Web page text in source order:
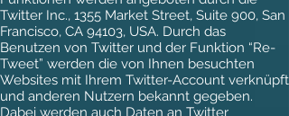
Twitter Inc., 1355 Market Street, Suite 900, San
Francisco, CA 94103, USA. Durch das
Benutzen von Twitter und der Funktion “Re-
Tweet” werden die von Ihnen besuchten
Websites mit Ihrem Twitter-Account verknüpft
und anderen Nutzern bekannt gegeben.
Dabei werden auch Daten an Twitter